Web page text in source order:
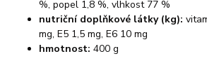
%, popel 1,8 %, vlhkost 77 %
nutriční doplňkové látky (kg):
mg, E5 1,5 mg, E6 10 mg
hmotnost: 400 g